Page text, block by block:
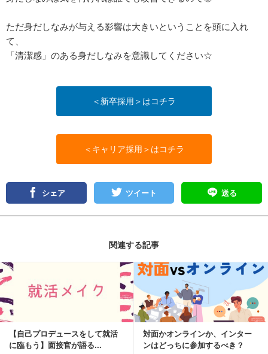
ただ身だしなみが与える影響は大きいということを頭に入れ
て、
「清潔感」のある身だしなみを意識してください☆
＜新卒採用＞はコチラ
＜キャリア採用＞はコチラ
シェア ツイート 送る
関連する記事
【自己プロデュースをして就活
に臨もう】面接官が語る...
対面かオンラインか、インター
ンはどっちに参加するべき？
記事を読む